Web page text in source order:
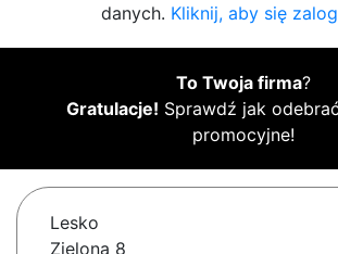
danych. Kliknij, aby się
To Twoja firma?
Gratulacje! Sprawdź jak
promocyjne!
Lesko
Zielona 8